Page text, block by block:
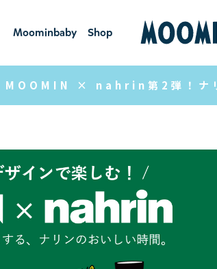
Moominbaby
ムーミンベ
ビー
Shop
ショ
ップ
MOOMIN × nahrin第2弾！ナリ